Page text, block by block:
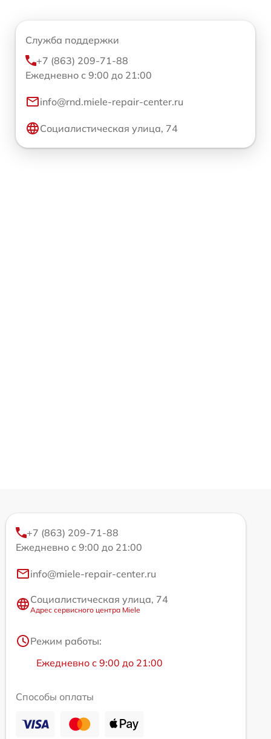
Служба поддержки
+7 (863) 209-71-88
Ежедневно с 9:00 до 21:00
info@rnd.miele-repair-center.ru
Социалистическая улица, 74
+7 (863) 209-71-88
Ежедневно с 9:00 до 21:00
info@miele-repair-center.ru
Социалистическая улица, 74
Адрес сервисного центра Miele
Режим работы:
Ежедневно с 9:00 до 21:00
Способы оплаты